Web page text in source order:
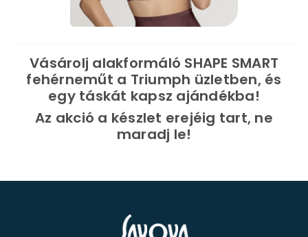
Vásárolj alakformáló SHAPE SMART
fehérneműt a Triumph üzletben, és
egy táskát kapsz ajándékba!
Az akció a készlet erejéig tart, ne
maradj le!